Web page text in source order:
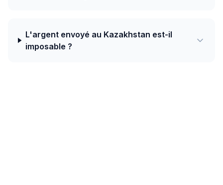
L'argent envoyé au Kazakhstan est-il
imposable ?